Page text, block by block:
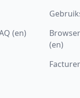
(en)
(en)